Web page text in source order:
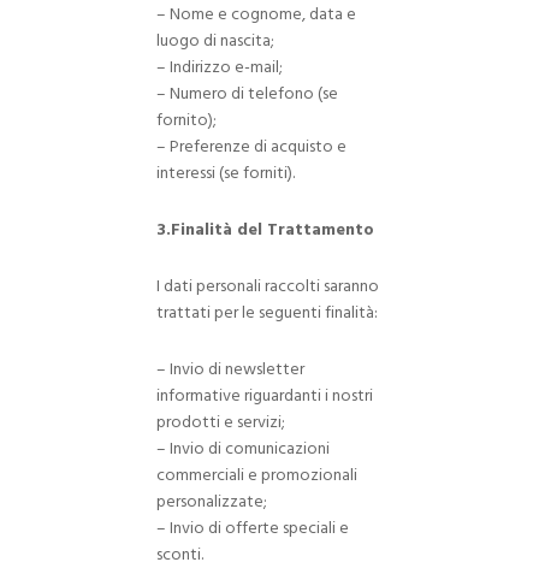
– Nome e cognome, data e
luogo di nascita;
– Indirizzo e-mail;
– Numero di telefono (se
fornito);
– Preferenze di acquisto e
interessi (se forniti).
3.Finalità del Trattamento
I dati personali raccolti saranno
trattati per le seguenti finalità:
– Invio di newsletter
informative riguardanti i nostri
prodotti e servizi;
– Invio di comunicazioni
commerciali e promozionali
personalizzate;
– Invio di offerte speciali e
sconti.